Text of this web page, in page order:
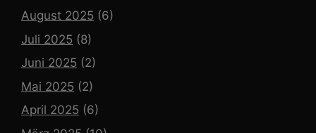
August 2025 (6)
Juli 2025 (8)
Juni 2025 (2)
Mai 2025 (2)
April 2025 (6)